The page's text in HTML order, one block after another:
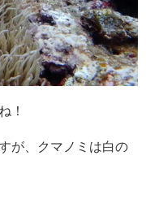
！
が、クマノミは白の